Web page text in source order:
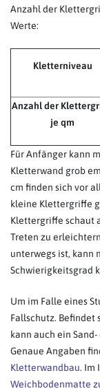
Anzahl der
Werte:
Kletterniveau
Anzahl der
je qm
Für Anfänger kann
Kletterwand grob
cm finden sich vor
kleine Klettergriffe
Klettergriffe schaut
Treten zu
unterwegs ist, kann
Schwierigkeitsgrad
Um im Falle eines
Fallschutz. Befindet
kann auch ein
Genaue Angaben
Kletterwandbau. Im
Weichbodenmatte